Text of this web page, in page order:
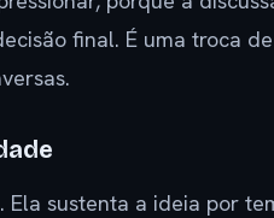
final. É uma troca
Ela sustenta a ideia por